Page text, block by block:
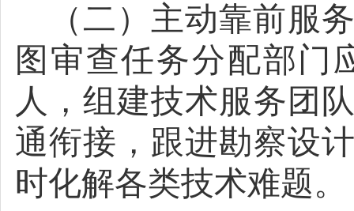
（二）主动靠前服
图审查任务分配部门
人，组建技术服务团
通衔接，跟进勘察设
时化解各类技术难题。